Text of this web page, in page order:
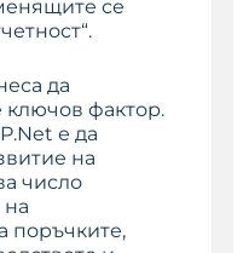
се
да
фактор.
е да
на
число
на
поръчките,